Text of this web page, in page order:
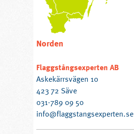
Norden
Flaggstångsexperten AB
Askekärrsvägen 10
423 72 Säve
031-789 09 50
info@flaggstangsexperten.se